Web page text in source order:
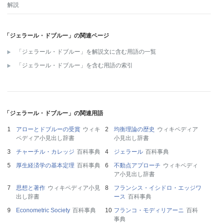
解説
「ジェラール・ドブルー」の関連ページ
「ジェラール・ドブルー」を解説文に含む用語の一覧
「ジェラール・ドブルー」を含む用語の索引
「ジェラール・ドブルー」の関連用語
アローとドブルーの受賞 ウィキ
ペディア小見出し辞書
均衡理論の歴史 ウィキペディア
小見出し辞書
チャーチル・カレッジ 百科事典 ジェラール 百科事典
厚生経済学の基本定理 百科事典 不動点アプローチ ウィキペディ
ア小見出し辞書
思想と著作 ウィキペディア小見
出し辞書
フランシス・イシドロ・エッジワ
ース 百科事典
Econometric Society 百科事典 フランコ・モディリアーニ 百科
事典